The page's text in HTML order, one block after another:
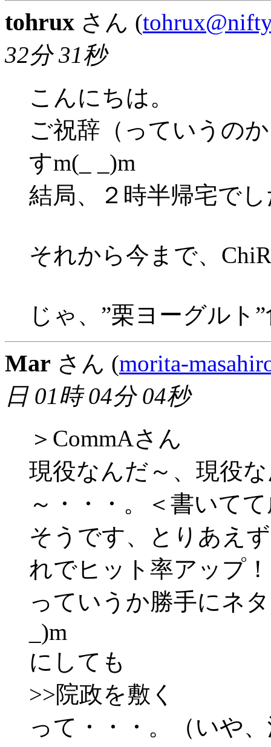
tohrux さん (
32分 31秒
こんにちは。
ご祝辞（っていうの
すm(_ _)m
結局、２時半帰宅でし
それから今まで、
じゃ、”栗ヨーグルト
Mar さん (morita-
日 01時 04分 04秒
＞CommAさん
現役なんだ～、現役
～・・・。＜書いて
そうです、とりあえ
れでヒット率アップ
っていうか勝手にネ
_)m
にしても
>>院政を敷く
って・・・。（いや